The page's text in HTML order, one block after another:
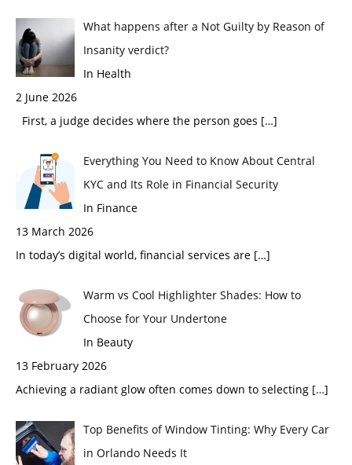
What happens after a Not Guilty by Reason of
Insanity verdict?
In Health
2 June 2026
First, a judge decides where the person goes […]
Everything You Need to Know About Central
KYC and Its Role in Financial Security
In Finance
13 March 2026
In today’s digital world, financial services are […]
Warm vs Cool Highlighter Shades: How to
Choose for Your Undertone
In Beauty
13 February 2026
Achieving a radiant glow often comes down to selecting […]
Top Benefits of Window Tinting: Why Every Car
in Orlando Needs It